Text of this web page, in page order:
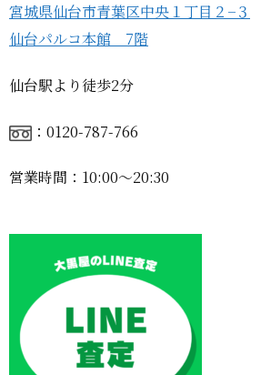
宮城県仙台市青葉区中央１丁目２−３
仙台パルコ本館 7階
仙台駅より徒歩2分
：0120-787-766
営業時間：10:00〜20:30